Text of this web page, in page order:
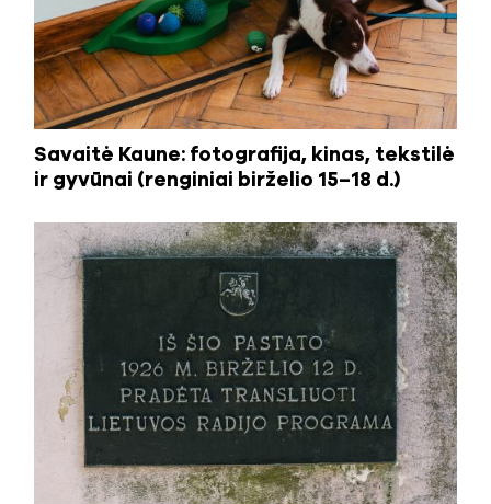
Savaitė Kaune: fotografija, kinas, tekstilė
ir gyvūnai (renginiai birželio 15–18 d.)